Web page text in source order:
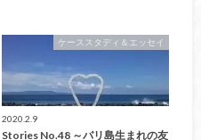
ケーススタディ＆エッセイ
2020.2.9
Stories No.48 ～バリ島生まれの友